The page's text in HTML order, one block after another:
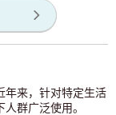
年来，针对特定生活
群广泛使用。